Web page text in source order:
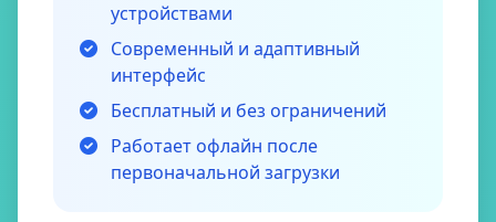
устройствами
Современный и адаптивный
интерфейс
Бесплатный и без ограничений
Работает офлайн после
первоначальной загрузки